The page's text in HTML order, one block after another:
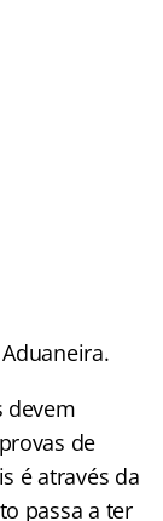
devem
de
é através da
passa a ter